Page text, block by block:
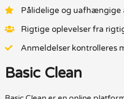
Pålidelige og uafhængige
Rigtige oplevelser fra
Anmeldelser kontrolleres
Basic Clean